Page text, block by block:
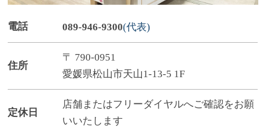
電話 089-946-9300(代表)
住所
〒 790-0951
愛媛県松山市天山1-13-5 1F
定休日
店舗またはフリーダイヤルへご確認をお願
いいたします